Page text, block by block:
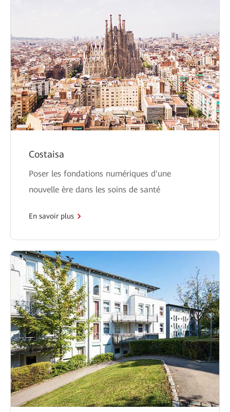
Costaisa
Poser les fondations numériques d'une
nouvelle ère dans les soins de santé
En savoir plus